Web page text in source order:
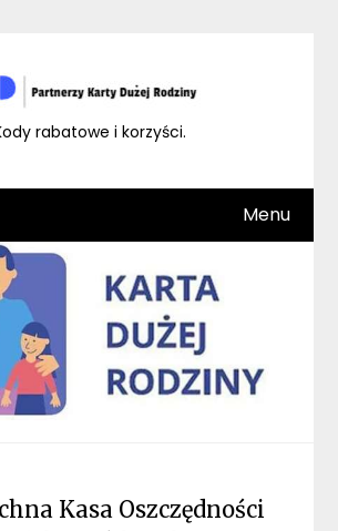
rabatowe i korzyści.
Menu
Kasa Oszczędności